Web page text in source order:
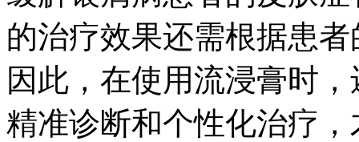
的治疗效果还需根据患
因此，在使用流浸膏时
精准诊断和个性化治疗